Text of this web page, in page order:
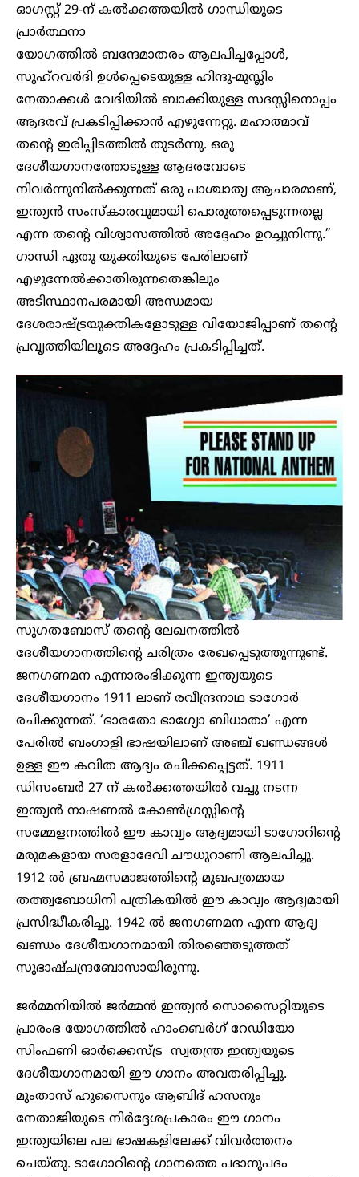
ഓഗസ്റ്റ് 29-ന് കൽക്കത്തയിൽ ഗാന്ധിയുടെ
പ്രാർത്ഥനാ
യോഗത്തിൽ ബന്ദേമാതരം ആലപിച്ചപ്പോൾ,
സുഹ്‌റവർദി ഉൾപ്പെടെയുള്ള ഹിന്ദു-മുസ്ലിം
നേതാക്കൾ വേദിയിൽ ബാക്കിയുള്ള സദസ്സിനൊപ്പം
ആദരവ് പ്രകടിപ്പിക്കാൻ എഴുന്നേറ്റു. മഹാത്മാവ്
തന്റെ ഇരിപ്പിടത്തിൽ തുടർന്നു. ഒരു
ദേശീയഗാനത്തോടുള്ള ആദരവോടെ
നിവർന്നുനിൽക്കുന്നത് ഒരു പാശ്ചാത്യ ആചാരമാണ്,
ഇന്ത്യൻ സംസ്കാരവുമായി പൊരുത്തപ്പെടുന്നതല്ല
എന്ന തന്റെ വിശ്വാസത്തിൽ അദ്ദേഹം ഉറച്ചുനിന്നു.”
ഗാന്ധി ഏതു യുക്തിയുടെ പേരിലാണ്
എഴുന്നേല്‍ക്കാതിരുന്നതെങ്കിലും
അടിസ്ഥാനപരമായി അന്ധമായ
ദേശരാഷ്ട്രയുക്തികളോടുള്ള വിയോജിപ്പാണ് തന്റെ
പ്രവൃത്തിയിലൂടെ അദ്ദേഹം പ്രകടിപ്പിച്ചത്.
സുഗതബോസ് തന്റെ ലേഖനത്തില്‍
ദേശീയഗാനത്തിന്റെ ചരിത്രം രേഖപ്പെടുത്തുന്നുണ്ട്.
ജനഗണമന എന്നാരംഭിക്കുന്ന ഇന്ത്യയുടെ
ദേശീയഗാനം 1911 ലാണ് രവീന്ദ്രനാഥ ടാഗോര്‍
രചിക്കുന്നത്. ‘ഭാരതോ ഭാഗ്യോ ബിധാതാ’ എന്ന
പേരില്‍ ബംഗാളി ഭാഷയിലാണ് അഞ്ച് ഖണ്ഡങ്ങള്‍
ഉള്ള ഈ കവിത ആദ്യം രചിക്കപ്പെട്ടത്. 1911
ഡിസംബര്‍ 27 ന് കല്‍ക്കത്തയില്‍ വച്ചു നടന്ന
ഇന്ത്യന്‍ നാഷണല്‍ കോണ്‍ഗ്രസ്സിന്റെ
സമ്മേളനത്തില്‍ ഈ കാവ്യം ആദ്യമായി ടാഗോറിന്റെ
മരുമകളായ സരളാദേവി ചൗധുറാണി ആലപിച്ചു.
1912 ല്‍ ബ്രഹ്മസമാജത്തിന്റെ മുഖപത്രമായ
തത്ത്വബോധിനി പത്രികയില്‍ ഈ കാവ്യം ആദ്യമായി
പ്രസിദ്ധീകരിച്ചു. 1942 ല്‍ ജനഗണമന എന്ന ആദ്യ
ഖണ്ഡം ദേശീയഗാനമായി തിരഞ്ഞെടുത്തത്
സുഭാഷ്ചന്ദ്രബോസായിരുന്നു.
ജര്‍മ്മനിയില്‍ ജര്‍മ്മന്‍ ഇന്ത്യന്‍ സൊസൈറ്റിയുടെ
പ്രാരംഭ യോഗത്തില്‍ ഹാംബെര്‍ഗ് റേഡിയോ
സിംഫണി ഓര്‍ക്കെസ്ട്ര സ്വതന്ത്ര ഇന്ത്യയുടെ
ദേശീയഗാനമായി ഈ ​ഗാനം അവതരിപ്പിച്ചു.
മുംതാസ് ഹുസൈനും ആബിദ് ഹസനും
നേതാജിയുടെ നിര്‍ദ്ദേശപ്രകാരം ഈ ഗാനം
ഇന്ത്യയിലെ പല ഭാഷകളിലേക്ക് വിവര്‍ത്തനം
ചെയ്തു. ടാഗോറിന്റെ ഗാനത്തെ പദാനുപദം